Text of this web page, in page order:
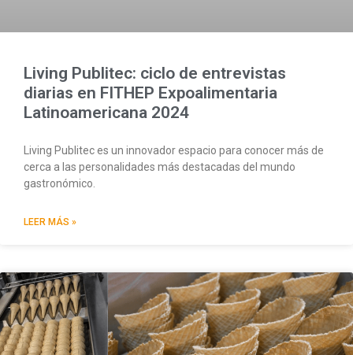
Living Publitec: ciclo de entrevistas
diarias en FITHEP Expoalimentaria
Latinoamericana 2024
Living Publitec es un innovador espacio para conocer más de
cerca a las personalidades más destacadas del mundo
gastronómico.
LEER MÁS »